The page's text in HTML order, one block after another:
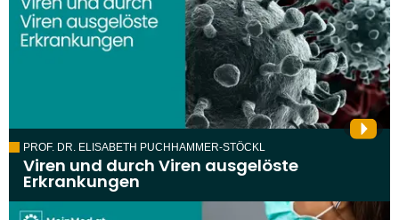
PROF. DR. ELISABETH PUCHHAMMER-STÖCKL
Viren und durch Viren ausgelöste
Erkrankungen